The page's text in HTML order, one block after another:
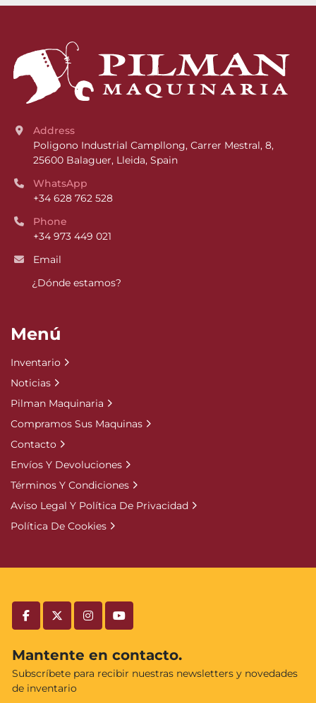
facebooktwitterinstagramyoutube
Mantente en contacto.
Subscríbete para recibir nuestras newsletters y novedades
de inventario
Address
Poligono Industrial Campllong, Carrer Mestral, 8,
25600 Balaguer, Lleida, Spain
WhatsApp
+34 628 762 528
Phone
+34 973 449 021
Email
¿Dónde estamos?
Menú
Inventario
Noticias
Pilman Maquinaria
Compramos Sus Maquinas
Contacto
Envíos Y Devoluciones
Términos Y Condiciones
Aviso Legal Y Política De Privacidad
Política De Cookies